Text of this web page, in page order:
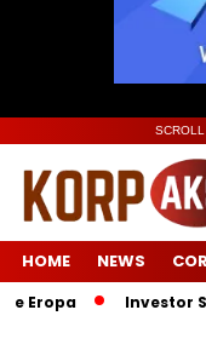
HOME NEWS
Investor Soroti